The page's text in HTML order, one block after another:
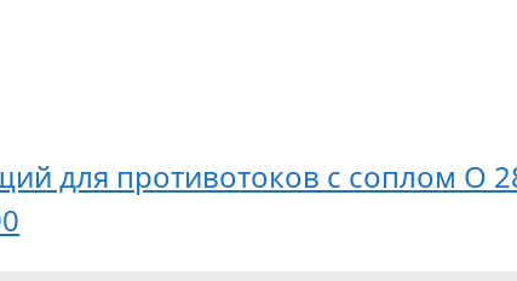
для противотоков с соплом O